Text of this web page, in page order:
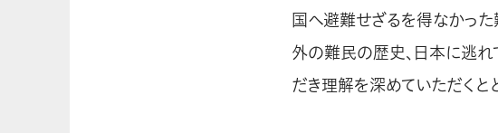
国へ避難せざるを得なかった
外の難民の歴史、日本に逃
だき理解を深めていただくと